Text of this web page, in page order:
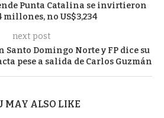
Punta Catalina se invirtieron
millones, no US$3,234
next post
Santo Domingo Norte y FP dice su
pese a salida de Carlos Guzmán
MAY ALSO LIKE